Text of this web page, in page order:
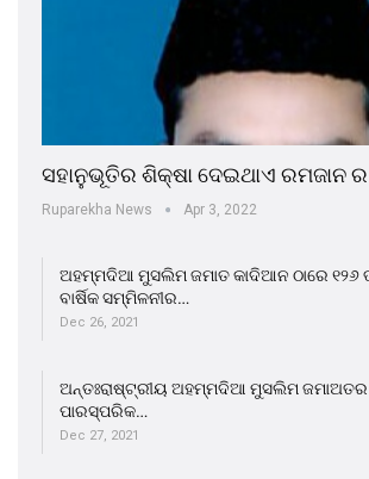
ସହାନୁଭୂତିର ଶିକ୍ଷା ଦେଇଥାଏ ରମଜାନ ର
Ruparekha News Apr 3, 2022
ଅହମ୍ମଦିଆ ମୁସଲିମ ଜମାତ କାଦିଆନ ଠାରେ
ବାର୍ଷିକ ସମ୍ମିଳନୀର…
Dec 26, 2021
ଅନ୍ତଃରାଷ୍ଟ୍ରୀୟ ଅହମ୍ମଦିଆ ମୁସଲିମ ଜମାଅତର
ପାରସ୍ପରିକ…
Dec 27, 2021